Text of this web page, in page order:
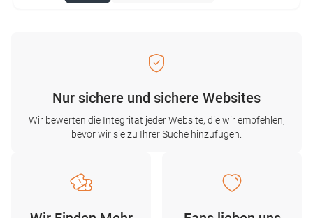
Nur sichere und sichere Websites
Wir bewerten die Integrität jeder Website, die wir empfehlen,
bevor wir sie zu Ihrer Suche hinzufügen.